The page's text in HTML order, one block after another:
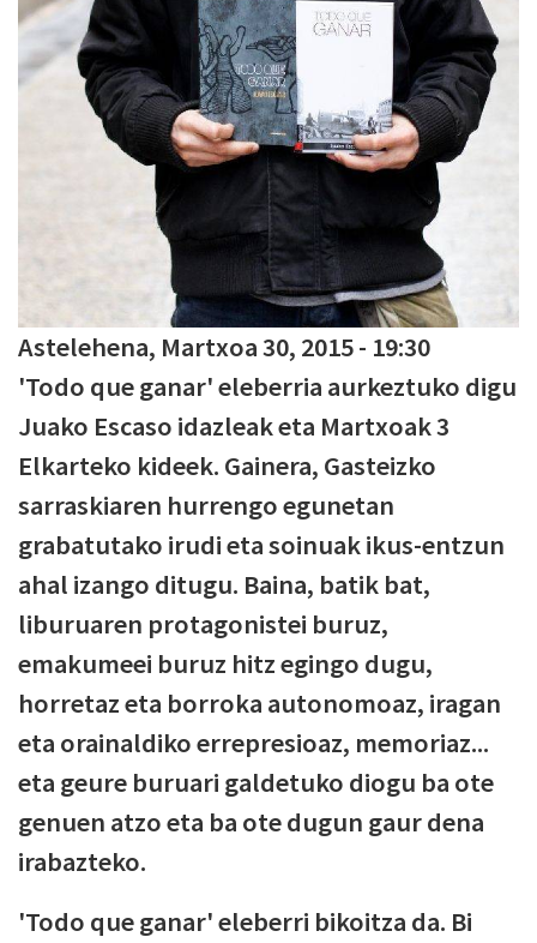
Astelehena, Martxoa 30, 2015 - 19:30
'Todo que ganar' eleberria aurkeztuko digu
Juako Escaso idazleak eta Martxoak 3
Elkarteko kideek. Gainera, Gasteizko
sarraskiaren hurrengo egunetan
grabatutako irudi eta soinuak ikus-entzun
ahal izango ditugu. Baina, batik bat,
liburuaren protagonistei buruz,
emakumeei buruz hitz egingo dugu,
horretaz eta borroka autonomoaz, iragan
eta orainaldiko errepresioaz, memoriaz...
eta geure buruari galdetuko diogu ba ote
genuen atzo eta ba ote dugun gaur dena
irabazteko.
'Todo que ganar' eleberri bikoitza da. Bi